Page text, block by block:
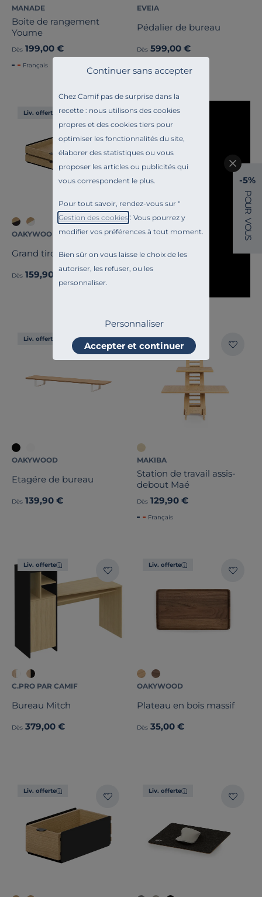
Chez Camif pas de surprise dans la
recette : nous utilisons des cookies
propres et des cookies tiers pour
optimiser les fonctionnalités du site,
élaborer des statistiques ou vous
proposer les articles ou publicités qui
vous correspondent le plus.
Pour tout savoir, rendez-vous sur "
Gestion des cookies". Vous pourrez y
modifier vos préférences à tout moment.
Bien sûr on vous laisse le choix de les
autoriser, les refuser, ou les
personnaliser.
Continuer sans accepter
Personnaliser
Accepter et continuer
MANADE
Boite de rangement
Youme
Dès 199,00 €
Français
EVEIA
Pédalier de bureau
Dès 599,00 €
Liv. offerte
OAKYWOOD
Grand tiroir modulable
Dès 159,90 €
Liv. offerte
OAKYWOOD
Etagére de bureau
Dès 139,90 €
Liv. offerte
MAKIBA
Station de travail assis-
debout Maé
Dès 129,90 €
Français
Liv. offerte
C.PRO PAR CAMIF
Bureau Mitch
Dès 379,00 €
Liv. offerte
OAKYWOOD
Plateau en bois massif
Dès 35,00 €
Liv. offerte Liv. offerte
-5%
P
O
U
R
V
O
U
S